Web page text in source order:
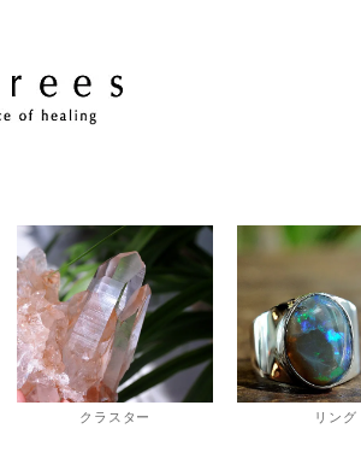
クラスター リング